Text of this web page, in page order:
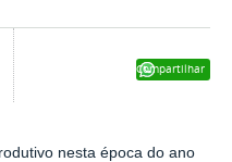
Compartilhar
nesta época do ano